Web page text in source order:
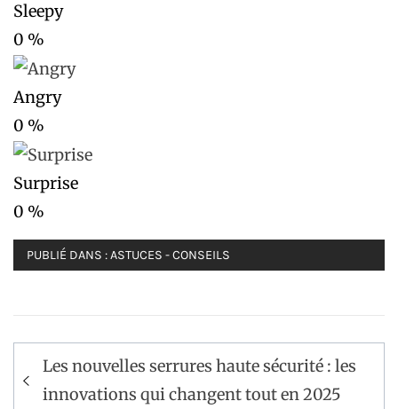
Sleepy
0 %
Angry
0 %
Surprise
0 %
PUBLIÉ DANS :ASTUCES - CONSEILS
Navigation
de
Les nouvelles serrures haute sécurité : les
innovations qui changent tout en 2025